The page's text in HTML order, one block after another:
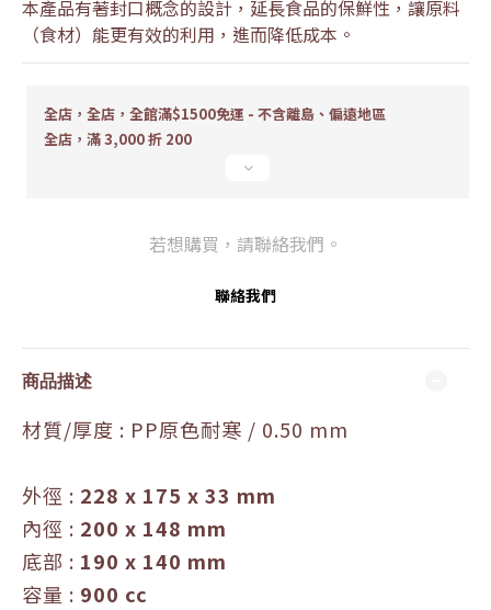
本產品有著封口概念的設計，延長食品的保鮮性，讓原料
（食材）能更有效的利用，進而降低成本。
全店，全店，全館滿$1500免運 - 不含離島、偏遠地區
全店，滿 3,000 折 200
若想購買，請聯絡我們。
聯絡我們
商品描述
材質/厚度 : PP原色耐寒 / 0.50 mm
外徑 : 228 x 175 x 33 mm
內徑 : 200 x 148 mm
底部 : 190 x 140 mm
容量 : 900 cc